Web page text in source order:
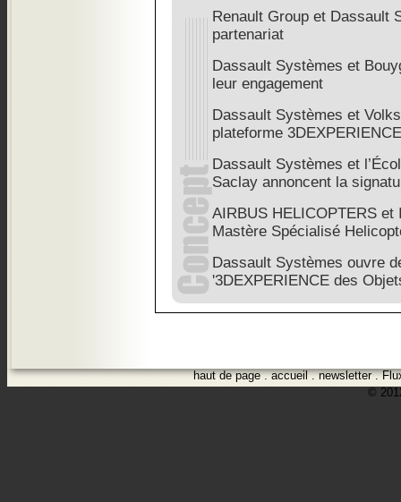
Renault Group et Dassault
partenariat
Dassault Systèmes et
leur engagement
Dassault Systèmes et
plateforme 3DEXPERIENCE
Dassault Systèmes et
Saclay annoncent la
AIRBUS HELICOPTERS
Mastère Spécialisé
Dassault Systèmes ouvre
'3DEXPERIENCE des
haut de page.accueil.newsletter.
©